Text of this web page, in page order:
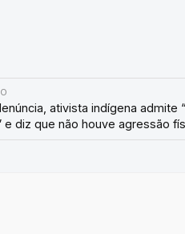
ativista indígena admite
e diz que não houve agressão